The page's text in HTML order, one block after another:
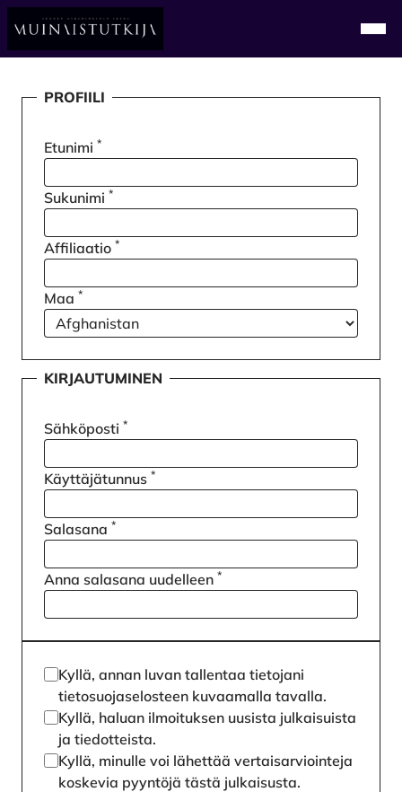
Alkuun
Rekisteröidy
PROFIILI
Etunimi *
Sukunimi *
Affiliaatio *
Maa *
KIRJAUTUMINEN
Sähköposti *
Käyttäjätunnus *
Salasana *
Anna salasana uudelleen *
Kyllä, annan luvan tallentaa tietojani
tietosuojaselosteen kuvaamalla tavalla.
Kyllä, haluan ilmoituksen uusista julkaisuista
ja tiedotteista.
Kyllä, minulle voi lähettää vertaisarviointeja
koskevia pyyntöjä tästä julkaisusta.